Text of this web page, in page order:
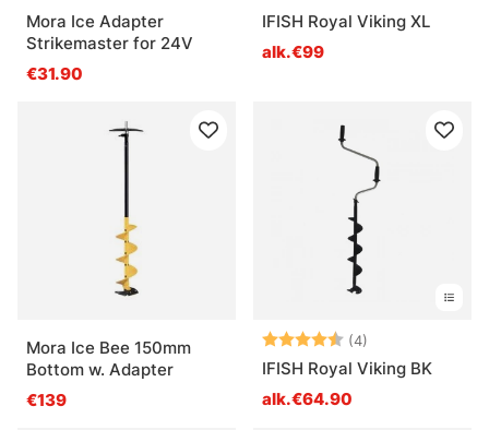
Mora Ice Adapter
Strikemaster for 24V
€31.90
IFISH Royal Viking XL
alk.€99
Mora Ice Bee 150mm
Bottom w. Adapter
€139
Arvio: (4)
IFISH Royal Viking BK
alk.€64.90